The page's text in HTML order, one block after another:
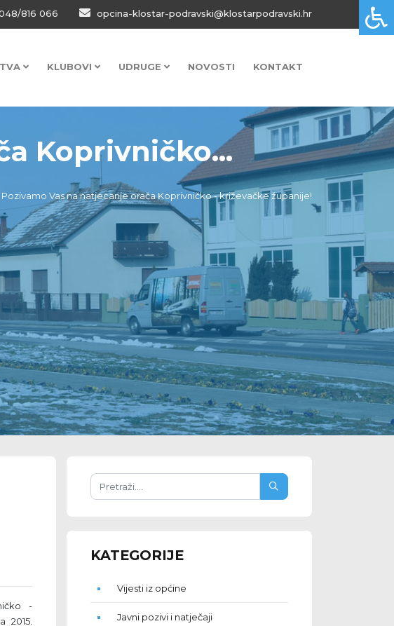
816 066 opcina-klostar-podravski@klostarpodravski.hr
KLUBOVI UDRUGE NOVOSTI KONTAKT
Koprivničko...
Pozivamo Vas na natjecanje orača Koprivničko - križevačke županije!
-
2015.
KATEGORIJE
Vijesti iz općine
Javni pozivi i natječaji